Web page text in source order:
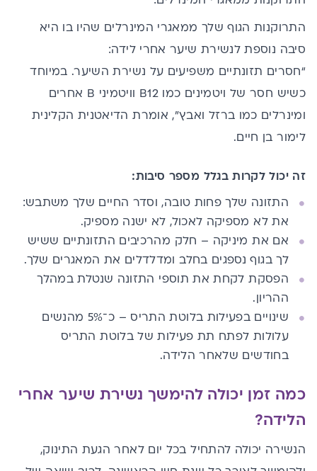
התרוקנות הגוף שלך ממאגרי המינרלים שהיו בו היא
סיבה נוספת לנשירת שיער אחרי לידה:
“חסרים תזונתיים משפיעים על נשירת השיער. במיוחד
כשיש חסר של ויטמינים כמו B12
וויטמיני B אחרים
ומינרלים כמו ברזל ואבץ”, אומרת הדיאטנית הקלינית
לימור בן חיים.
זה יכול לקרות בגלל מספר סיבות:
התזונה שלך פחות טובה, וסדר החיים שלך משתבש:
את לא מספיקה לאכול, לא ישנה מספיק.
אם את מיניקה – חלק מהרכיבים התזונתיים ששיש
לך בגוף נספגים בחלב ומדלדלים את המאגרים שלך.
הפסקת לקחת את תוספי התזונה שנטלת במהלך
ההריון.
שינויים בפעילות בלוטת התריס – כ־5% מהנשים
עלולות לפתח תת פעילות של בלוטת התריס
בחודשים שלאחר הלידה.
כמה זמן יכולה להימשך נשירת שיער אחרי
הלידה?
הנשירה יכולה להתחיל בכל יום לאחר הגעת התינוק,